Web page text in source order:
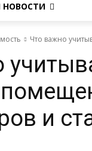
НОВОСТИ
Что важно
и